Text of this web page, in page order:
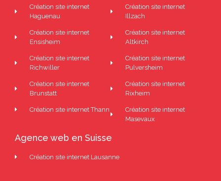
Création site internet
Haguenau
Création site internet
Ensisheim
Création site internet
Richwiller
Création site internet
Brunstatt
Création site internet Thann
Création site internet
Illzach
Création site internet
Altkirch
Création site internet
Pulversheim
Création site internet
Rixheim
Création site internet
Masevaux
Agence web en Suisse
Création site internet Lausanne